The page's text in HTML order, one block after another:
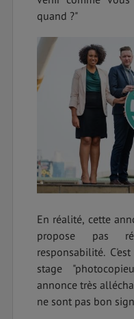
quand ?"
En réalité, cette
propose pas
responsabilité.
stage
annonce très
ne sont pas bon